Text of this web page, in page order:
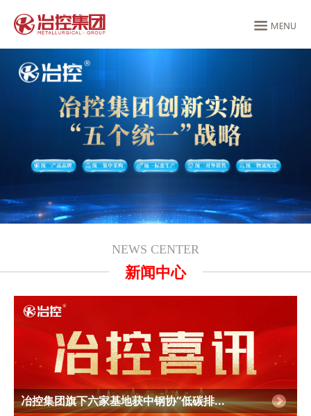
NEWS CENTER
新闻中心
冶控集团旗下六家基地获中钢协“低碳排...